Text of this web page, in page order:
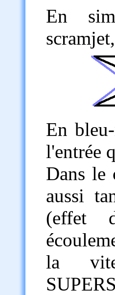
En
En
l'entrée
Dans le
aussi
(effet
la